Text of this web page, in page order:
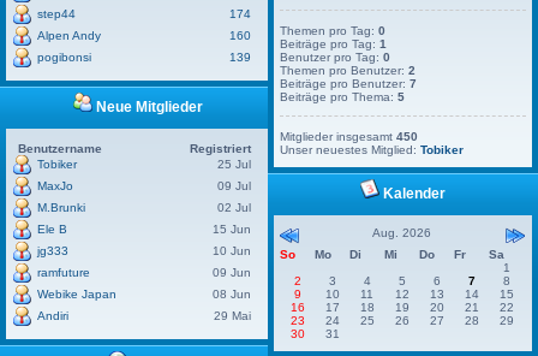
step44
174
Alpen Andy
160
pogibonsi
139
Neue Mitglieder
Benutzername
Registriert
Tobiker
25 Jul
MaxJo
09 Jul
M.Brunki
02 Jul
Ele B
15 Jun
jg333
10 Jun
ramfuture
09 Jun
Webike Japan
08 Jun
Andiri
29 Mai
Themen pro Tag:0
Beiträge pro Tag:1
Benutzer pro Tag:0
Themen pro Benutzer:2
Beiträge pro Benutzer:7
Beiträge pro Thema:5
Mitglieder insgesamt450
Unser neuestes Mitglied:Tobiker
Kalender
Aug. 2026
So
Mo Di Mi Do Fr
Sa
1
2
3 4 5 6 7
8
9
10 11 12 13 14
15
16
17 18 19 20 21
22
23
24 25 26 27 28
29
30
31